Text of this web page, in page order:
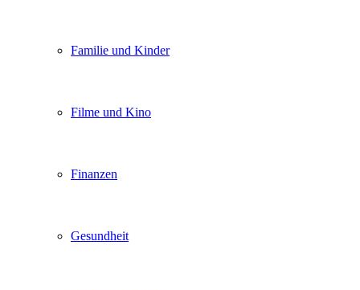
Familie und Kinder
Filme und Kino
Finanzen
Gesundheit